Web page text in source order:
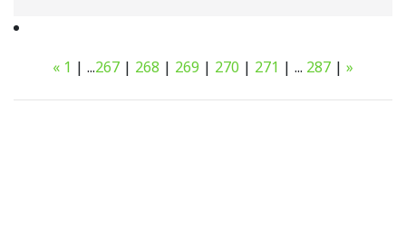
« 1 | ...267 | 268 | 269 | 270 | 271 | ... 287 | »